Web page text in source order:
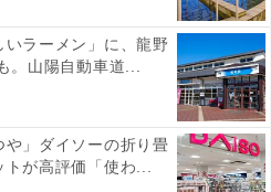
わらず、受取評価をしない理
いることが挙げられます。
評価をすればいいのですが、
しまうと忘れてしまうことも
いラーメン」に、龍野
。山陽自動車道...
や」ダイソーの折り畳
が高評価「使わ...